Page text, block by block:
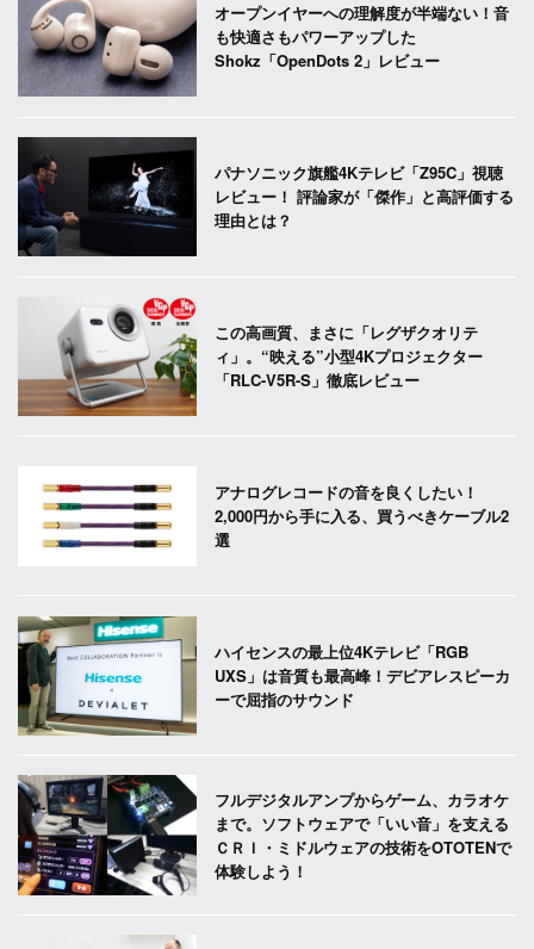
オープンイヤーへの理解度が半端ない！音
も快適さもパワーアップした
Shokz「OpenDots 2」レビュー
パナソニック旗艦4Kテレビ「Z95C」視聴
レビュー！ 評論家が「傑作」と高評価する
理由とは？
この高画質、まさに「レグザクオリテ
ィ」。“映える”小型4Kプロジェクター
「RLC-V5R-S」徹底レビュー
アナログレコードの音を良くしたい！
2,000円から手に入る、買うべきケーブル2
選
ハイセンスの最上位4Kテレビ「RGB
UXS」は音質も最高峰！デビアレスピーカ
ーで屈指のサウンド
フルデジタルアンプからゲーム、カラオケ
まで。ソフトウェアで「いい音」を支える
ＣＲＩ・ミドルウェアの技術をOTOTENで
体験しよう！